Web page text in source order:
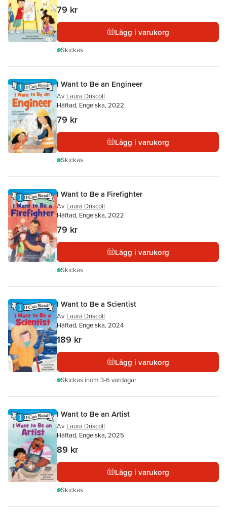
79 kr
Lägg i varukorg
Skickas
I Want to Be an Engineer
Av Laura Driscoll
Häftad, Engelska, 2022
79 kr
Lägg i varukorg
Skickas
I Want to Be a Firefighter
Av Laura Driscoll
Häftad, Engelska, 2022
79 kr
Lägg i varukorg
Skickas
I Want to Be a Scientist
Av Laura Driscoll
Häftad, Engelska, 2024
189 kr
Lägg i varukorg
Skickas inom 3-6 vardagar
I Want to Be an Artist
Av Laura Driscoll
Häftad, Engelska, 2025
89 kr
Lägg i varukorg
Skickas